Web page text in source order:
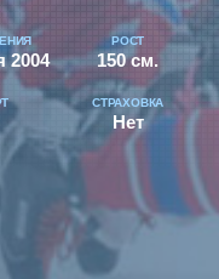
2004
РОСТ
150 см.
СТРАХОВКА
Нет